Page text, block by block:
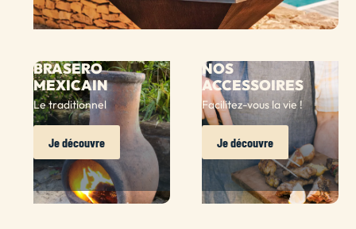
BRASERO
MEXICAIN
Le traditionnel
Je découvre
NOS
ACCESSOIRES
Facilitez-vous la vie !
Je découvre